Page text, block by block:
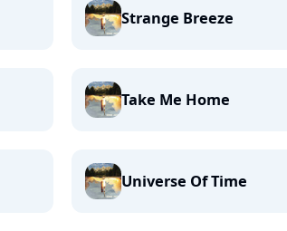
Strange Breeze
Take Me Home
Universe Of Time